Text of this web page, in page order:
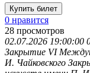
Купить билет
0 нравится
28 просмотров
02.07.2026 19:00:00
Закрытие VI
И. Чайковского